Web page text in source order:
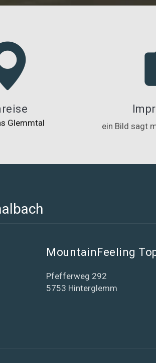
Glemmtal ein Bild sagt
MountainFeeling
Pfefferweg 292
5753 Hinterglemm